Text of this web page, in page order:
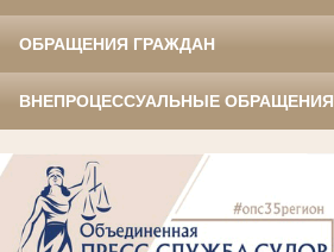
ОБРАЩЕНИЯ ГРАЖДАН
ВНЕПРОЦЕССУАЛЬНЫЕ ОБРАЩЕНИЯ